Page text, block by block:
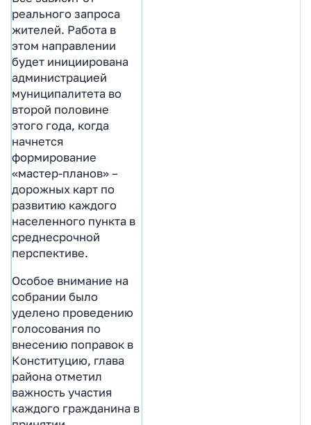
реального запроса
жителей. Работа в
этом направлении
будет инициирована
администрацией
муниципалитета во
второй половине
этого года, когда
начнется
формирование
«мастер-планов» –
дорожных карт по
развитию каждого
населенного пункта в
среднесрочной
перспективе.
Особое внимание на
собрании было
уделено проведению
голосования по
внесению поправок в
Конституцию, глава
района отметил
важность участия
каждого гражданина в